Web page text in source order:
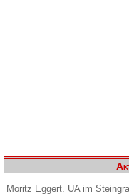
Moritz Eggert. UA im